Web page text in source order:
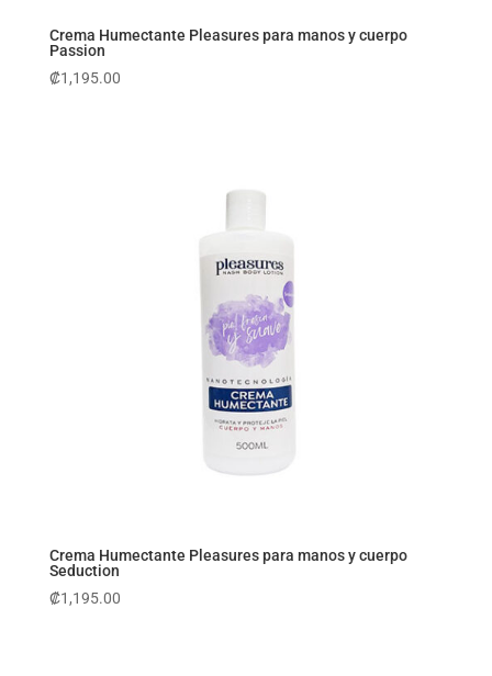
Crema Humectante Pleasures para manos y cuerpo
Passion
₡1,195.00
Crema Humectante Pleasures para manos y cuerpo
Seduction
₡1,195.00